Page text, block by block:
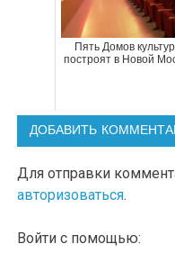
Пять Домов
построят в Новой
ДОБАВИТЬ
Для отправки
авторизоваться.
Войти с помощью: